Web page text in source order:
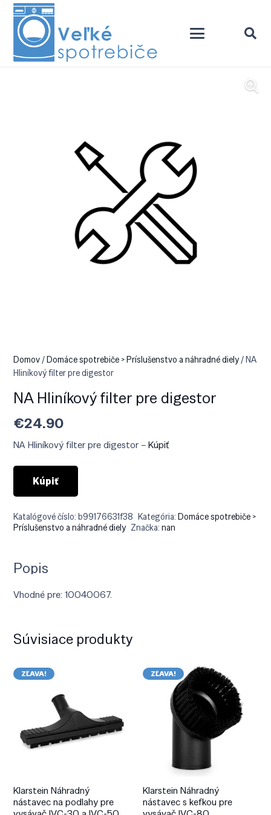
Domov/Domáce spotrebiče > Príslušenstvo a náhradné diely/ NA
Hliníkový filter pre digestor
NA Hliníkový filter pre digestor
€24.90
NA Hliníkový filter pre digestor –Kúpiť
Kúpiť
Katalógové číslo:b99176631f38 Kategória:Domáce spotrebiče >
Príslušenstvo a náhradné diely Značka:nan
Popis
Vhodné pre: 10040067.
Súvisiace produkty
ZĽAVA!
Klarstein Náhradný
nástavec na podlahy pre
ZĽAVA!
Klarstein Náhradný
nástavec s kefkou pre